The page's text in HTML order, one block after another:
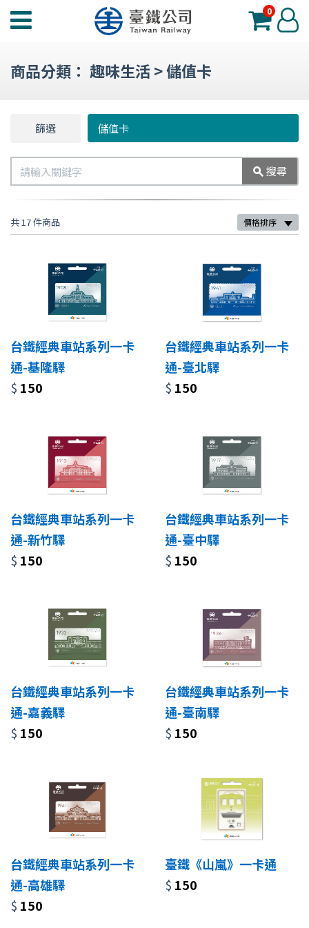
臺
工
選
單
0 登
入
商品分類： 趣味生活>儲值卡
篩選 儲值卡
選
搜尋
共 17 件商品 價格排序
台鐵經典車站系列一卡
通-基隆驛
$ 150
台鐵經典車站系列一卡
通-臺北驛
$ 150
台鐵經典車站系列一卡
通-新竹驛
$ 150
台鐵經典車站系列一卡
通-臺中驛
$ 150
台鐵經典車站系列一卡
通-嘉義驛
$ 150
台鐵經典車站系列一卡
通-臺南驛
$ 150
台鐵經典車站系列一卡
通-高雄驛
$ 150
臺鐵《山嵐》一卡通
$ 150